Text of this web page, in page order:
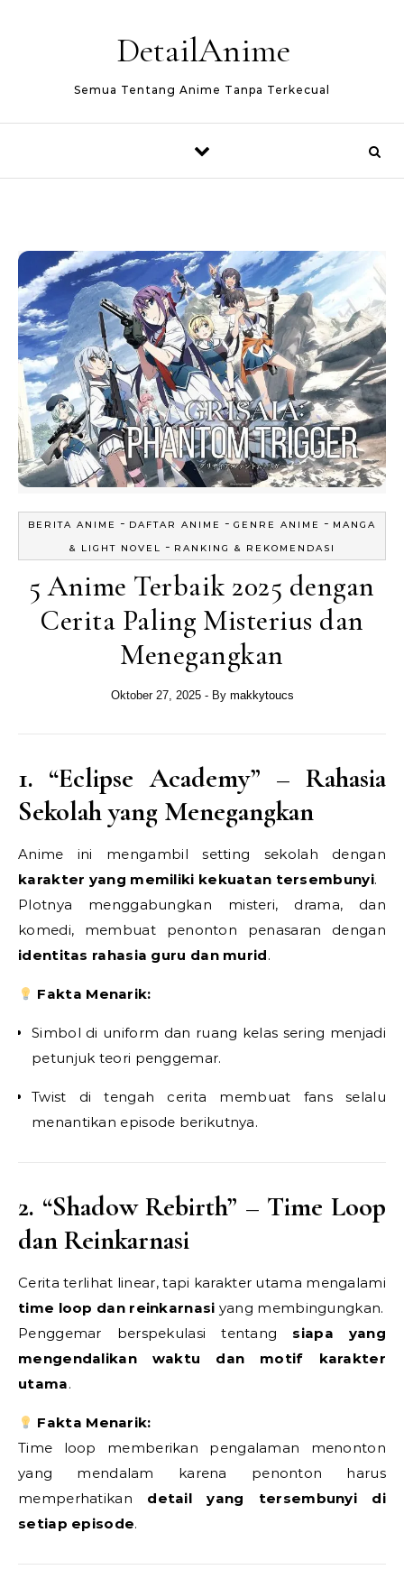
DetailAnime
Semua Tentang Anime Tanpa Terkecual
BERITA ANIME - DAFTAR ANIME - GENRE ANIME - MANGA
& LIGHT NOVEL - RANKING & REKOMENDASI
5 Anime Terbaik 2025 dengan
Cerita Paling Misterius dan
Menegangkan
Oktober 27, 2025 - By makkytoucs
1. “Eclipse Academy” – Rahasia
Sekolah yang Menegangkan
Anime ini mengambil setting sekolah dengan
karakter yang memiliki kekuatan tersembunyi.
Plotnya menggabungkan misteri, drama, dan
komedi, membuat penonton penasaran dengan
identitas rahasia guru dan murid.
Fakta Menarik:
Simbol di uniform dan ruang kelas sering menjadi
petunjuk teori penggemar.
Twist di tengah cerita membuat fans selalu
menantikan episode berikutnya.
2. “Shadow Rebirth” – Time Loop
dan Reinkarnasi
Cerita terlihat linear, tapi karakter utama mengalami
time loop dan reinkarnasi yang membingungkan.
Penggemar berspekulasi tentang siapa yang
mengendalikan waktu dan motif karakter
utama.
Fakta Menarik:
Time loop memberikan pengalaman menonton
yang mendalam karena penonton harus
memperhatikan detail yang tersembunyi di
setiap episode.